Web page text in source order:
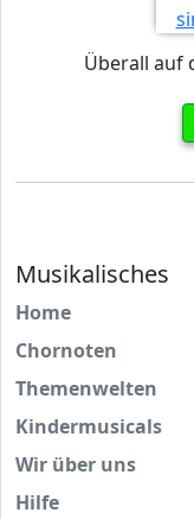
Überall auf
Musikalisches
Home
Chornoten
Themenwelten
Kindermusicals
Wir über uns
Hilfe